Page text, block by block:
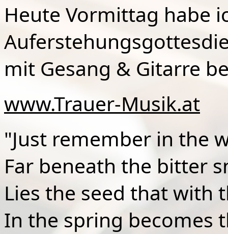
Heute Vormittag habe
mit Gesang & Gitarre
www.Trauer-Musik.at
"Just remember in the
Far beneath the bitter
Lies the seed that with
In the spring becomes